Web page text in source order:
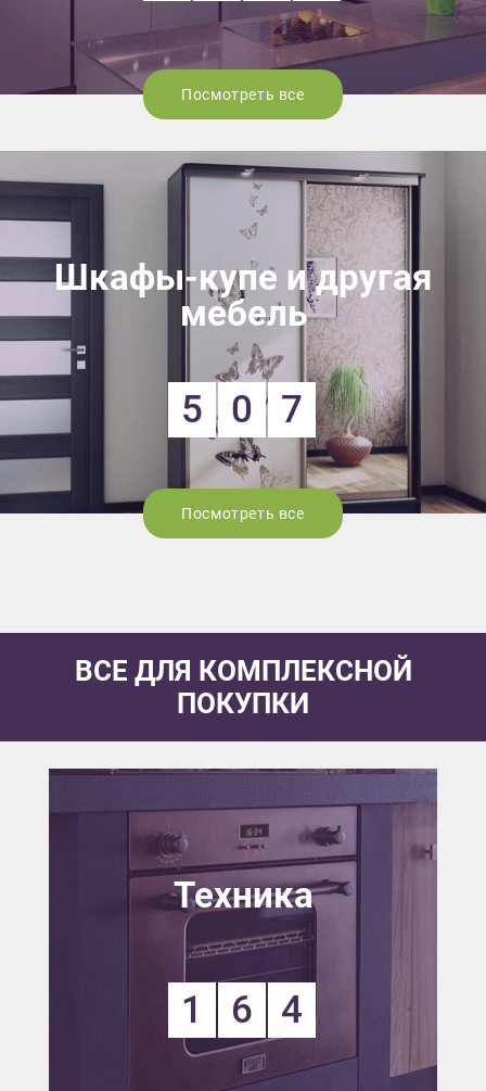
Посмотреть все
Шкафы-купе и другая
мебель
5 0 7
Посмотреть все
ВСЕ ДЛЯ КОМПЛЕКСНОЙ
ПОКУПКИ
Техника
1 6 4